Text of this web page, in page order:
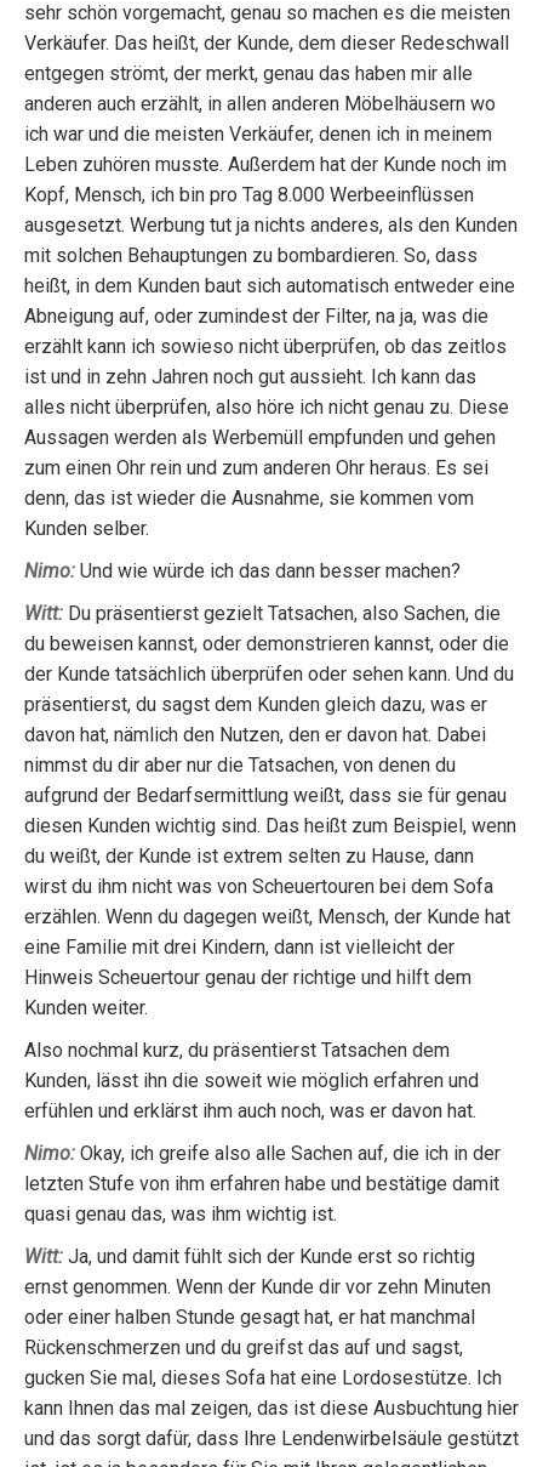
sehr schön vorgemacht, genau so machen es die meisten
Verkäufer. Das heißt, der Kunde, dem dieser Redeschwall
entgegen strömt, der merkt, genau das haben mir alle
anderen auch erzählt, in allen anderen Möbelhäusern wo
ich war und die meisten Verkäufer, denen ich in meinem
Leben zuhören musste. Außerdem hat der Kunde noch im
Kopf, Mensch, ich bin pro Tag 8.000 Werbeeinflüssen
ausgesetzt. Werbung tut ja nichts anderes, als den Kunden
mit solchen Behauptungen zu bombardieren. So, dass
heißt, in dem Kunden baut sich automatisch entweder eine
Abneigung auf, oder zumindest der Filter, na ja, was die
erzählt kann ich sowieso nicht überprüfen, ob das zeitlos
ist und in zehn Jahren noch gut aussieht. Ich kann das
alles nicht überprüfen, also höre ich nicht genau zu. Diese
Aussagen werden als Werbemüll empfunden und gehen
zum einen Ohr rein und zum anderen Ohr heraus. Es sei
denn, das ist wieder die Ausnahme, sie kommen vom
Kunden selber.
Nimo: Und wie würde ich das dann besser machen?
Witt: Du präsentierst gezielt Tatsachen, also Sachen, die
du beweisen kannst, oder demonstrieren kannst, oder die
der Kunde tatsächlich überprüfen oder sehen kann. Und du
präsentierst, du sagst dem Kunden gleich dazu, was er
davon hat, nämlich den Nutzen, den er davon hat. Dabei
nimmst du dir aber nur die Tatsachen, von denen du
aufgrund der Bedarfsermittlung weißt, dass sie für genau
diesen Kunden wichtig sind. Das heißt zum Beispiel, wenn
du weißt, der Kunde ist extrem selten zu Hause, dann
wirst du ihm nicht was von Scheuertouren bei dem Sofa
erzählen. Wenn du dagegen weißt, Mensch, der Kunde hat
eine Familie mit drei Kindern, dann ist vielleicht der
Hinweis Scheuertour genau der richtige und hilft dem
Kunden weiter.
Also nochmal kurz, du präsentierst Tatsachen dem
Kunden, lässt ihn die soweit wie möglich erfahren und
erfühlen und erklärst ihm auch noch, was er davon hat.
Nimo: Okay, ich greife also alle Sachen auf, die ich in der
letzten Stufe von ihm erfahren habe und bestätige damit
quasi genau das, was ihm wichtig ist.
Witt: Ja, und damit fühlt sich der Kunde erst so richtig
ernst genommen. Wenn der Kunde dir vor zehn Minuten
oder einer halben Stunde gesagt hat, er hat manchmal
Rückenschmerzen und du greifst das auf und sagst,
gucken Sie mal, dieses Sofa hat eine Lordosestütze. Ich
kann Ihnen das mal zeigen, das ist diese Ausbuchtung hier
und das sorgt dafür, dass Ihre Lendenwirbelsäule gestützt